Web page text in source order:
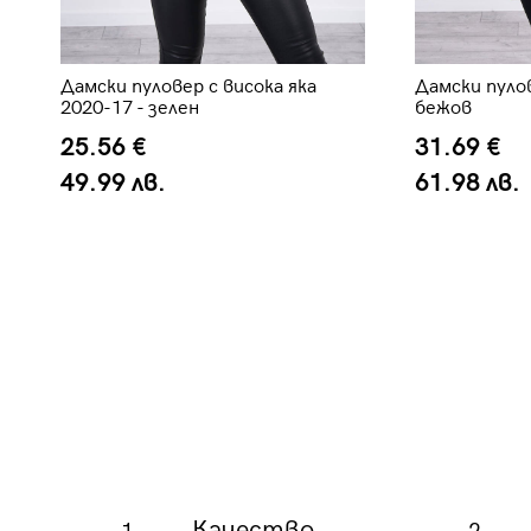
Дамски пуловер с висока яка
2020-17 - зелен
25.56 €
49.99 лв.
Дамски
бежов
31.69 €
61.98 лв.